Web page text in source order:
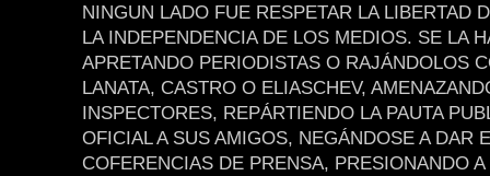
NINGUN LADO FUE RESPETAR LA LIBERTAD
LA INDEPENDENCIA DE LOS MEDIOS. SE LA
APRETANDO PERIODISTAS O RAJÁNDOLOS
LANATA, CASTRO O ELIASCHEV,
INSPECTORES, REPÁRTIENDO LA PAUTA
OFICIAL A SUS AMIGOS, NEGÁNDOSE A DAR
COFERENCIAS DE PRENSA, PRESIONANDO A